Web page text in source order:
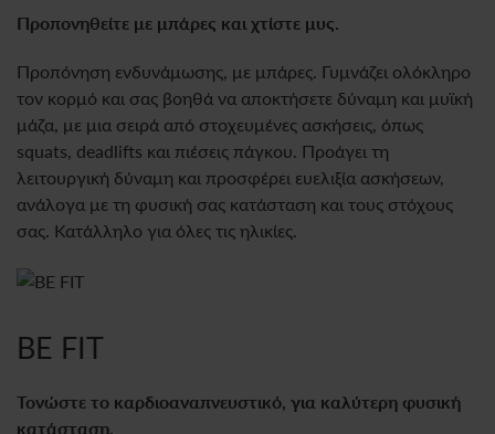
Προπονηθείτε με μπάρες και χτίστε μυς.
Προπόνηση ενδυνάμωσης, με μπάρες. Γυμνάζει ολόκληρο
τον κορμό και σας βοηθά να αποκτήσετε δύναμη και μυϊκή
μάζα, με μια σειρά από στοχευμένες ασκήσεις, όπως
squats, deadlifts και πιέσεις πάγκου. Προάγει τη
λειτουργική δύναμη και προσφέρει ευελιξία ασκήσεων,
ανάλογα με τη φυσική σας κατάσταση και τους στόχους
σας. Κατάλληλο για όλες τις ηλικίες.
BE FIT
Τονώστε το καρδιοαναπνευστικό, για καλύτερη φυσική
κατάσταση.